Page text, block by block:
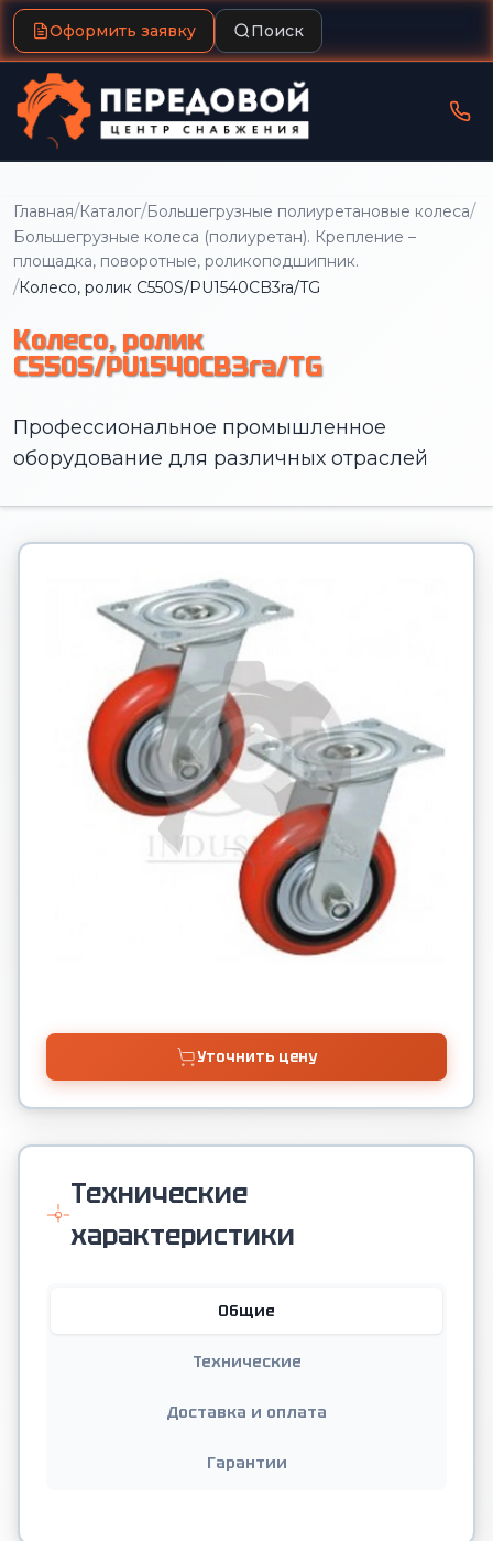
Оформить заявку Поиск
Главная/Каталог/Большегрузные полиуретановые колеса/
Большегрузные колеса (полиуретан). Крепление –
площадка, поворотные, роликоподшипник.
/Колесо, ролик C550S/PU1540CB3ra/TG
Колесо, ролик
C550S/PU1540CB3ra/TG
Профессиональное промышленное
оборудование для различных отраслей
Уточнить цену
Технические
характеристики
Общие
Технические
Доставка и оплата
Гарантии